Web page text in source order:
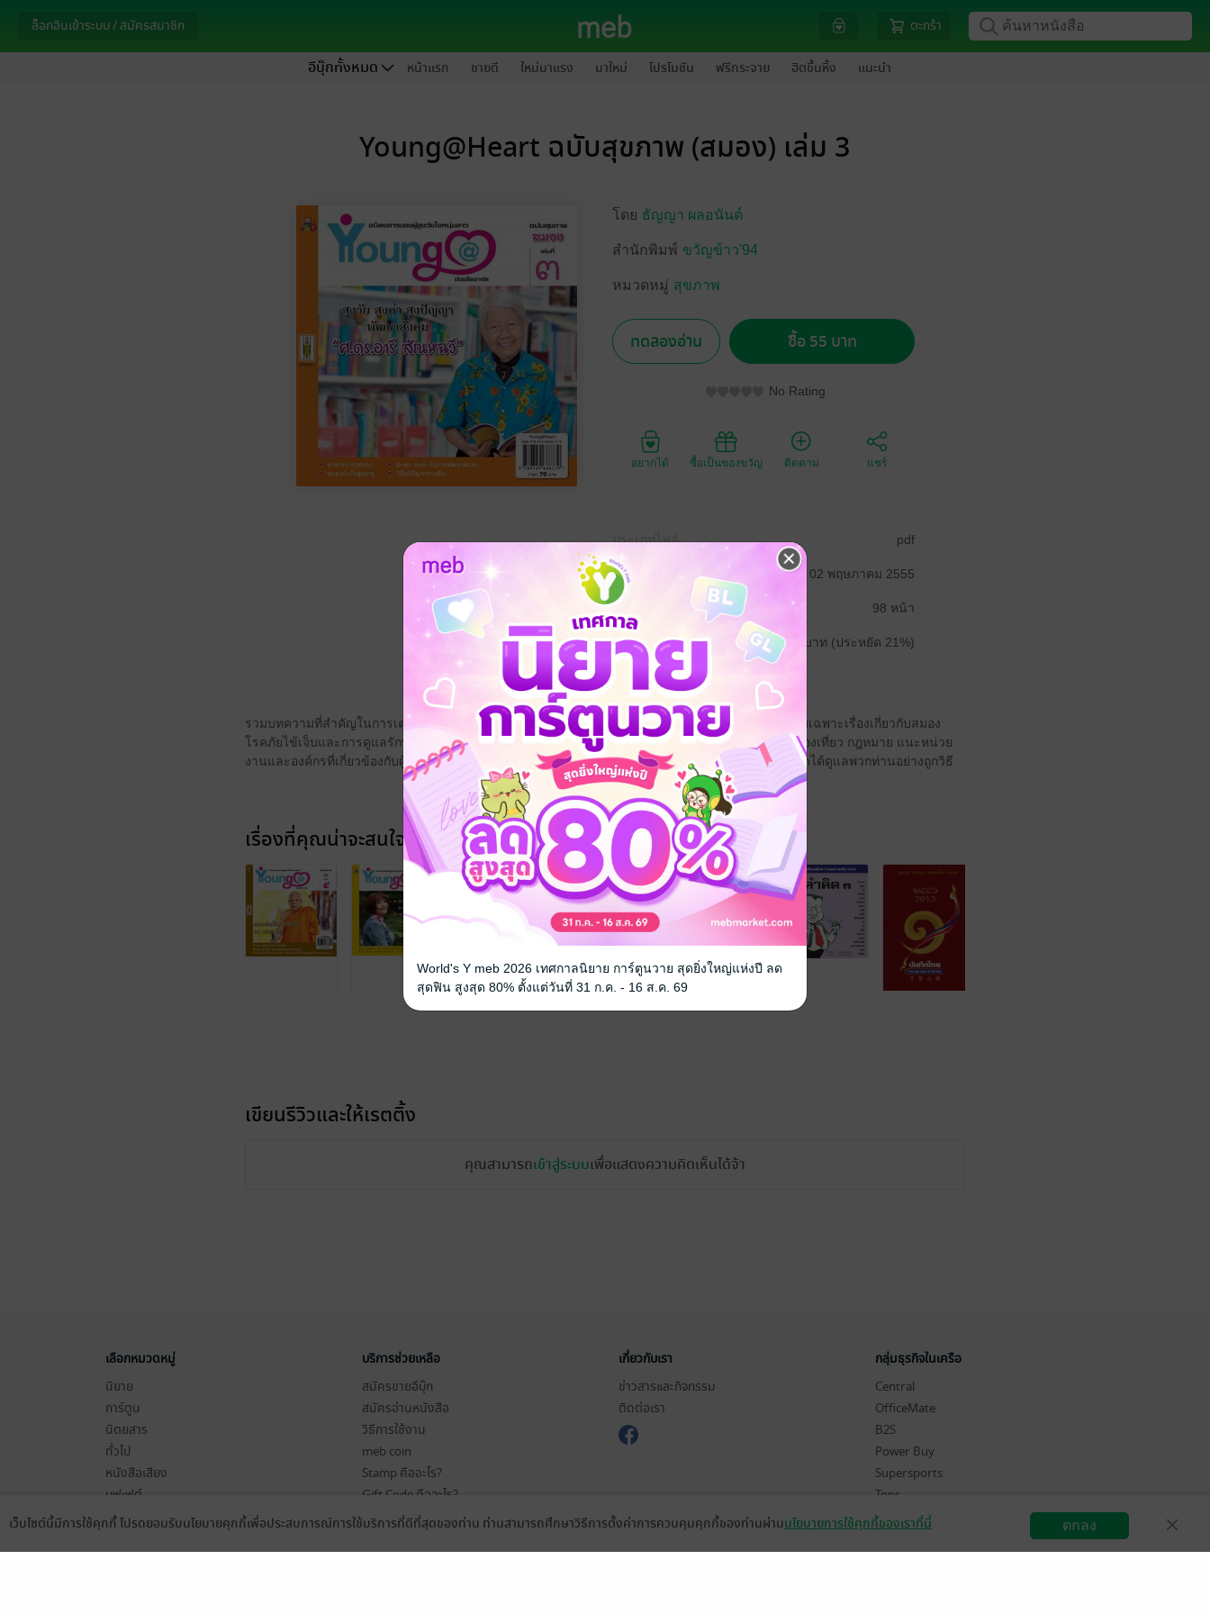
ล็อกอินเข้าระบบ / สมัครสมาชิก ตะกร้า
อีบุ๊กทั้งหมด หน้าแรก ขายดี ใหม่มาแรง มาใหม่ โปรโมชัน ฟรีกระจาย ฮิตขึ้นหิ้ง แนะนำ
Young@Heart ฉบับสุขภาพ (สมอง) เล่ม 3
โดย ธัญญา ผลอนันต์
สำนักพิมพ์ ขวัญข้าว'94
หมวดหมู่ สุขภาพ
ทดลองอ่าน ซื้อ 55 บาท
No Rating
อยากได้ ซื้อเป็นของขวัญ ติดตาม แชร์
ประเภทไฟล์ pdf
วันที่วางขาย 02 พฤษภาคม 2555
98 หน้า
ราคาปก 70 บาท (ประหยัด 21%)
รวมบทความที่สำคัญในการเตรียมความพร้อมของผู้สูงอายุ ที่เป็นประโยชน์ต่อผู้สูงอายุวัย 50 ปี ขึ้นไป โดยเฉพาะเรื่องเกี่ยวกับสมอง
โรคภัยไข้เจ็บและการดูแลรักษา สมุนไพรบำรุงสมอง รวมถึงเรื่องราวของการรักษาสุขภาพ การเดินทางท่องเที่ยว กฎหมาย แนะหน่วย
งานและองค์กรที่เกี่ยวข้องกับผู้สูงวัย เพื่อให้ผู้สูงอายุเตรียมพร้อมรับมือกับวัยเกษียณที่จะเกิดขึ้นและผู้ใกล้ชิดได้ดูแลพวกท่านอย่างถูกวิธี
เรื่องที่คุณน่าจะสนใจ
เขียนรีวิวและให้เรตติ้ง
คุณสามารถเข้าสู่ระบบเพื่อแสดงความคิดเห็นได้จ้า
เลือกหมวดหมู่
นิยาย
การ์ตูน
นิตยสาร
ทั่วไป
หนังสือเสียง
บุฟเฟต์
บริการช่วยเหลือ
สมัครขายอีบุ๊ก
สมัครอ่านหนังสือ
วิธีการใช้งาน
meb coin
Stamp คืออะไร?
Gift Code คืออะไร?
เงื่อนไขในการใช้บริการ
เกี่ยวกับเรา
ข่าวสารและกิจกรรม
ติดต่อเรา
กลุ่มธุรกิจในเครือ
Central
OfficeMate
B2S
Power Buy
Supersports
Tops
Hytexts
สมัครขายอีบุ๊ก วิธีการใช้งาน
เว็บไซต์นี้มีการใช้คุกกี้ โปรดยอมรับนโยบายคุกกี้เพื่อประสบการณ์การใช้บริการที่ดีที่สุดของท่าน ท่านสามารถศึกษาวิธีการตั้งค่าการควบคุมคุกกี้ของท่านผ่านนโยบายการใช้คุกกี้ของเราที่นี่ ตกลง
World's Y meb 2026 เทศกาลนิยาย การ์ตูนวาย สุดยิ่งใหญ่แห่งปี ลด
สุดฟิน สูงสุด 80% ตั้งแต่วันที่ 31 ก.ค. - 16 ส.ค. 69